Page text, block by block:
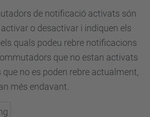
de notificació activats són
o desactivar i indiquen els
quals podeu rebre notificacions
que no estan activats
no es poden rebre actualment,
més endavant.